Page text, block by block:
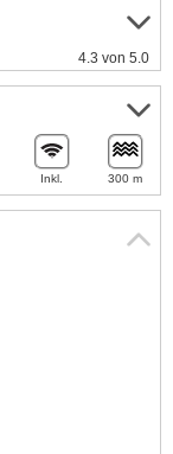
4.3 von 5.0
Inkl. 300 m